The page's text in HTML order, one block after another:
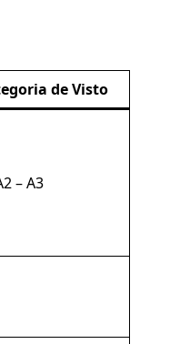
de Visto
– A3